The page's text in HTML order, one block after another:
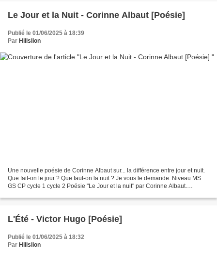
Le Jour et la Nuit - Corinne Albaut [Poésie]
Publié le 01/06/2025 à 18:39
Par Hillslion
Une nouvelle poésie de Corinne Albaut sur... la différence entre jour et nuit.
Que fait-on le jour ? Que faut-on la nuit ? Je vous le demande. Niveau MS
GS CP cycle 1 cycle 2 Poésie "Le Jour et la nuit" par Corinne Albaut.
L'Été - Victor Hugo [Poésie]
Publié le 01/06/2025 à 18:32
Par Hillslion